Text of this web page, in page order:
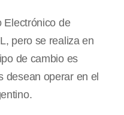
de
pero se realiza en
de cambio es
desean operar en el